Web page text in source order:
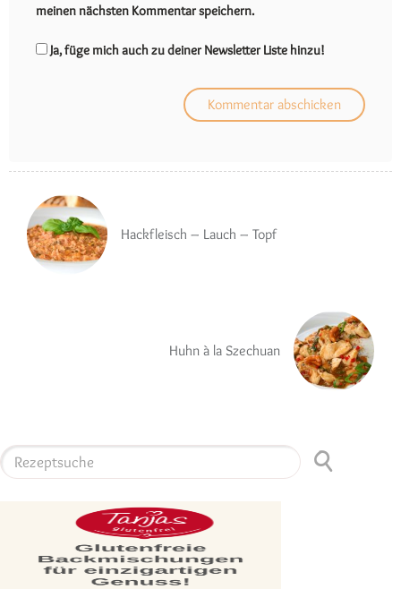
meinen nächsten Kommentar speichern.
Ja, füge mich auch zu deiner Newsletter Liste hinzu!
Hackfleisch – Lauch – Topf
Huhn à la Szechuan